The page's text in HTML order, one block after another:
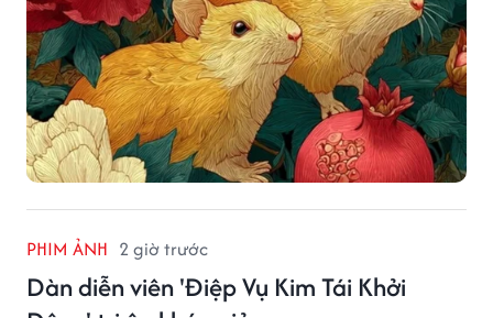
PHIM ẢNH 2 giờ trước
Dàn diễn viên 'Điệp Vụ Kim Tái Khởi